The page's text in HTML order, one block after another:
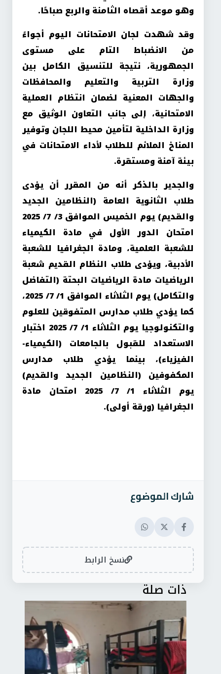
وهو موعد أقصاه الثامنة والربع صباحًا.
وقد شهدت لجان الامتحانات اليوم أجواءً
من الانضباط التام على مستوى
الجمهورية، نتيجة للتنسيق الكامل بين
وزارة التربية والتعليم والمحافظات
والجهات المعنية لضمان انتظام العملية
الامتحانية، إلى جانب التعاون الوثيق مع
وزارة الداخلية لتأمين محيط اللجان وتوفير
المناخ الملائم للطلاب لأداء الامتحانات في
بيئة آمنة ومستقرة.
والجدير بالذكر أنه من المقرر أن يؤدى
طلاب الثانوية العامة (النظامين الجديد
والقديم) يوم الخميس الموافق 3/ 7/ 2025
امتحان الدور الأول في مادة الكيمياء
للشعبة العلمية، ومادة الجغرافيا للشعبة
الأدبية، ويؤدى طلاب النظام القديم شعبة
الرياضيات مادة الرياضيات البحتة (التفاضل
والتكامل) يوم الثلاثاء الموافق 1/ 7/ 2025،
كما يؤدي طلاب مدارس المتفوقين للعلوم
والتكنولوجيا يوم الثلاثاء 1/ 7/ 2025 اختبار
الاستعداد للقبول بالجامعات (الكيمياء-
الفيزياء)، بينما يؤدي طلاب مدارس
المكفوفين (النظامين الجديد والقديم)
يوم الثلاثاء 1/ 7/ 2025 امتحان مادة
الجغرافيا (ورقة أولى).
شارك الموضوع
نسخ الرابط
ذات صلة